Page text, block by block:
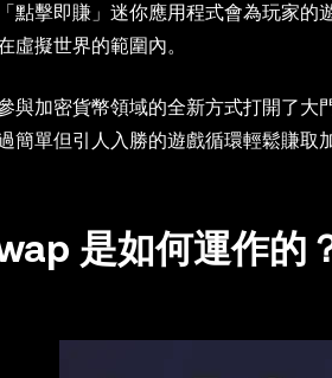
點擊即賺」迷你應用程式會為玩家
虛擬世界的範圍內。
與加密貨幣領域的全新方式打開了
簡單但引人入勝的遊戲循環輕鬆賺取
是如何運作的